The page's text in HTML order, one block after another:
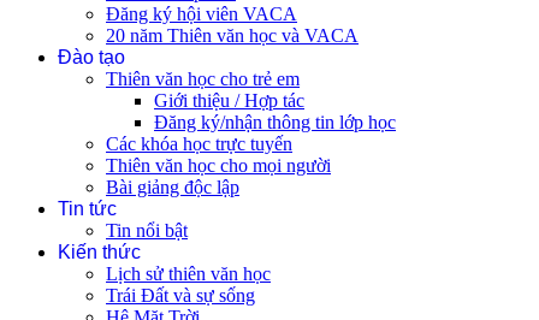
Đăng ký hội viên VACA
20 năm Thiên văn học và VACA
Đào tạo
Thiên văn học cho trẻ em
Giới thiệu / Hợp tác
Đăng ký/nhận thông tin lớp học
Các khóa học trực tuyến
Thiên văn học cho mọi người
Bài giảng độc lập
Tin tức
Tin nổi bật
Kiến thức
Lịch sử thiên văn học
Trái Đất và sự sống